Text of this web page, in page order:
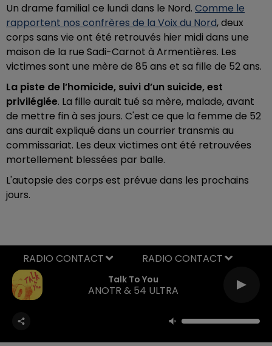
Un drame familial ce lundi dans le Nord. Comme le
rapportent nos confrères de la Voix du Nord, deux
corps sans vie ont été retrouvés hier midi dans une
maison de la rue Sadi-Carnot à Armentières. Les
victimes sont une mère de 85 ans et sa fille de 52 ans.
La piste de l’homicide, suivi d’un suicide, est
privilégiée. La fille aurait tué sa mère, malade, avant
de mettre fin à ses jours. C'est ce que la femme de 52
ans aurait expliqué dans un courrier transmis au
commissariat. Les deux victimes ont été retrouvées
mortellement blessées par balle.
L'autopsie des corps est prévue dans les prochains
jours.
Talk To You
ANOTR & 54 ULTRA
RADIO CONTACT